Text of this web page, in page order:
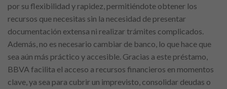
por su flexibilidad y rapidez, permitiéndote obtener los
recursos que necesitas sin la necesidad de presentar
documentación extensa ni realizar trámites complicados.
Además, no es necesario cambiar de banco, lo que hace que
sea aún más práctico y accesible. Gracias a este préstamo,
BBVA facilita el acceso a recursos financieros en momentos
clave, ya sea para cubrir un imprevisto, consolidar deudas o